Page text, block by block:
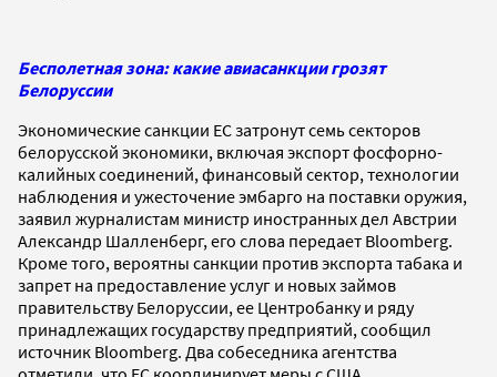
Бесполетная зона: какие авиасанкции грозят
Белоруссии
Экономические санкции ЕС затронут семь секторов
белорусской экономики, включая экспорт фосфорно-
калийных соединений, финансовый сектор, технологии
наблюдения и ужесточение эмбарго на поставки оружия,
заявил журналистам министр иностранных дел Австрии
Александр Шалленберг, его слова передает Bloomberg.
Кроме того, вероятны санкции против экспорта табака и
запрет на предоставление услуг и новых займов
правительству Белоруссии, ее Центробанку и ряду
принадлежащих государству предприятий, сообщил
источник Bloomberg. Два собеседника агентства